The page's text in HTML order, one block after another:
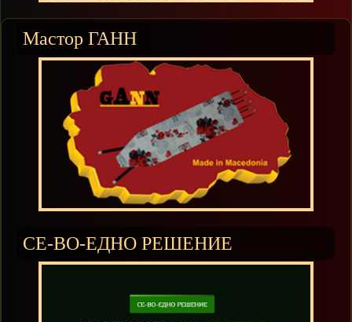
Мастор ГАНН
СЕ-ВО-ЕДНО РЕШЕНИЕ